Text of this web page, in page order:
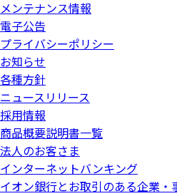
メンテナンス情報
電子公告
プライバシーポリシー
お知らせ
各種方針
ニュースリリース
採用情報
商品概要説明書一覧
法人のお客さま
インターネットバンキング
イオン銀行とお取引のある企業・